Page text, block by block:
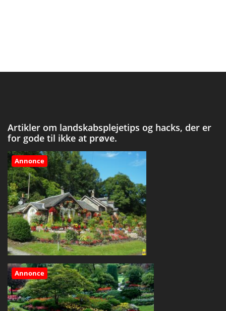
Artikler om landskabsplejetips og hacks, der er
for gode til ikke at prøve.
Annonce
Annonce